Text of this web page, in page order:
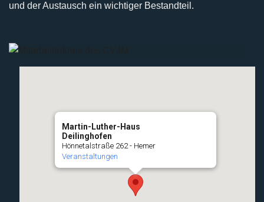
und der Austausch ein wichtiger Bestandteil.
Martin-Luther-Haus
Deilinghofen
Hönnetalstraße 262 - Hemer
Veranstaltungen